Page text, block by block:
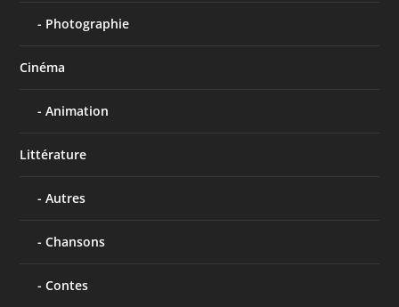
Photographie
Cinéma
Animation
Littérature
Autres
Chansons
Contes